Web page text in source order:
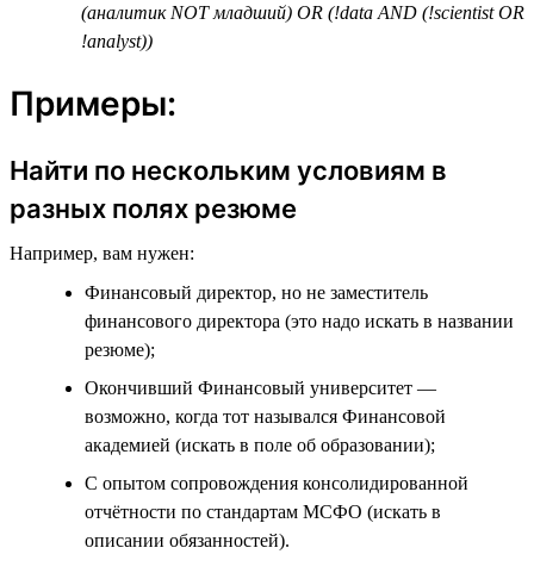
(аналитик NOT младший) OR (!data AND (!scientist OR
!analyst))
Примеры:
Найти по нескольким условиям в
разных полях резюме
Например, вам нужен:
Финансовый директор, но не заместитель
финансового директора (это надо искать в названии
резюме);
Окончивший Финансовый университет —
возможно, когда тот назывался Финансовой
академией (искать в поле об образовании);
С опытом сопровождения консолидированной
отчётности по стандартам МСФО (искать в
описании обязанностей).